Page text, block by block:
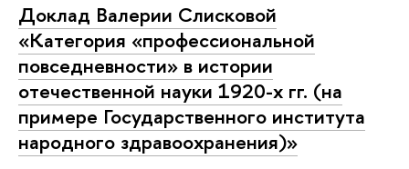
Доклад Валерии Слисковой
«Категория «профессиональной
повседневности» в истории
отечественной науки 1920-х гг. (на
примере Государственного института
народного здравоохранения)»